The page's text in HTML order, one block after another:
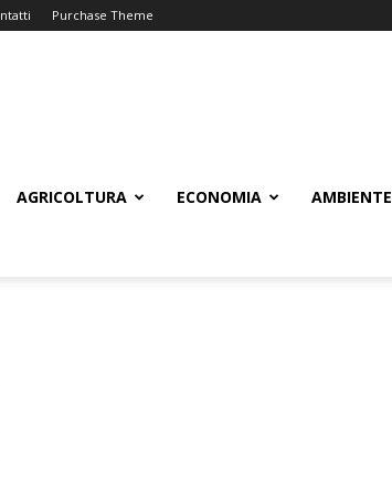
Purchase Theme
AGRICOLTURA ECONOMIA AMBIENTE